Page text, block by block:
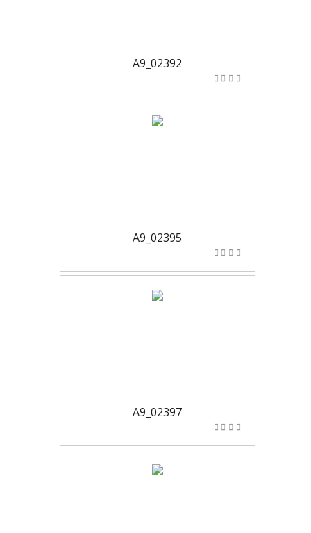
A9_02392
A9_02395
A9_02397